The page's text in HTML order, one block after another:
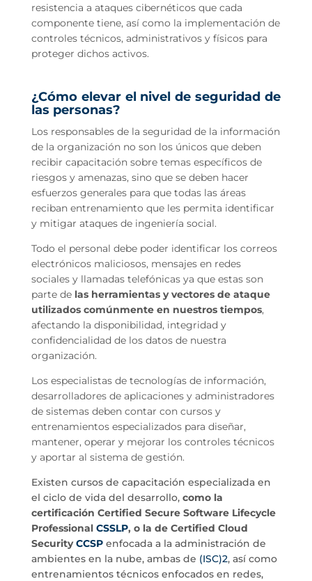
resistencia a ataques cibernéticos que cada
componente tiene, así como la implementación de
controles técnicos, administrativos y físicos para
proteger dichos activos.
¿Cómo elevar el nivel de seguridad de
las personas?
Los responsables de la seguridad de la información
de la organización no son los únicos que deben
recibir capacitación sobre temas específicos de
riesgos y amenazas, sino que se deben hacer
esfuerzos generales para que todas las áreas
reciban entrenamiento que les permita identificar
y mitigar ataques de ingeniería social.
Todo el personal debe poder identificar los correos
electrónicos maliciosos, mensajes en redes
sociales y llamadas telefónicas ya que estas son
parte de las herramientas y vectores de ataque
utilizados comúnmente en nuestros tiempos,
afectando la disponibilidad, integridad y
confidencialidad de los datos de nuestra
organización.
Los especialistas de tecnologías de información,
desarrolladores de aplicaciones y administradores
de sistemas deben contar con cursos y
entrenamientos especializados para diseñar,
mantener, operar y mejorar los controles técnicos
y aportar al sistema de gestión.
Existen cursos de capacitación especializada en
el ciclo de vida del desarrollo, como la
certificación Certified Secure Software Lifecycle
Professional CSSLP, o la de Certified Cloud
SecurityCCSP enfocada a la administración de
ambientes en la nube, ambas de (ISC)2, así como
entrenamientos técnicos enfocados en redes,